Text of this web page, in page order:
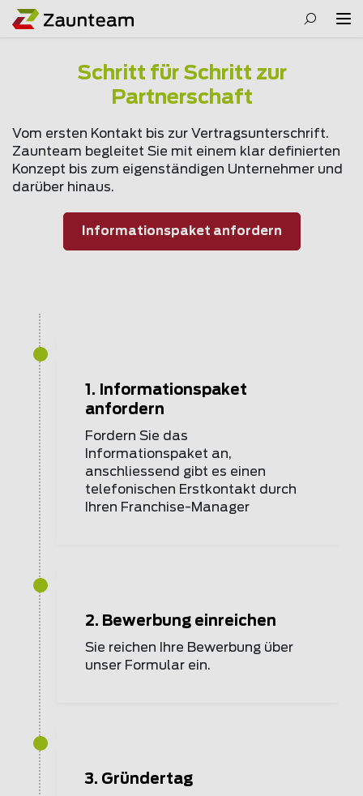
Schritt für Schritt zur
Partnerschaft
Vom ersten Kontakt bis zur Vertragsunterschrift.
Zaunteam begleitet Sie mit einem klar definierten
Konzept bis zum eigenständigen Unternehmer und
darüber hinaus.
Informationspaket anfordern
1. Informationspaket
anfordern
Fordern Sie das
Informationspaket an,
anschliessend gibt es einen
telefonischen Erstkontakt durch
Ihren Franchise-Manager
2. Bewerbung einreichen
Sie reichen Ihre Bewerbung über
unser Formular ein.
3. Gründertag